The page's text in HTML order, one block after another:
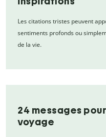
Les citations tristes peuvent
sentiments profonds ou
de la vie.
24 messages
voyage